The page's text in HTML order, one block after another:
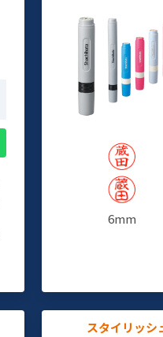
6mm
スタイリッシ